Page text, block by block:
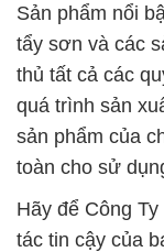
Sản phẩm nổi
tẩy sơn và các
thủ tất cả các
quá trình sản
sản phẩm của
toàn cho sử
Hãy để Công
tác tin cậy của